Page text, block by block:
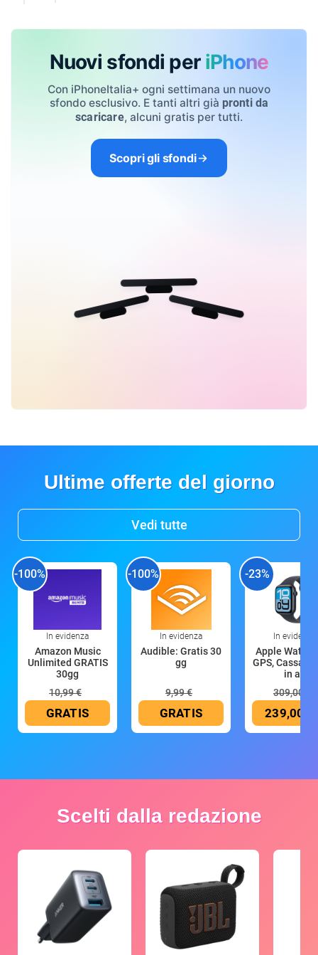
Nuovi sfondi per iPhone
Con iPhoneItalia+ ogni settimana un nuovo
sfondo esclusivo. E tanti altri già pronti da
scaricare, alcuni gratis per tutti.
Scopri gli sfondi
Ultime offerte del giorno
Vedi tutte
-100%
In evidenza
Amazon Music
Unlimited GRATIS
30gg
10,99 €
GRATIS
-100%
In evidenza
Audible: Gratis 30
gg
9,99 €
GRATIS
-23%
In evidenza
Apple Watch
GPS, Cassa
in all
309,00 €
239,00 €
Scelti dalla redazione